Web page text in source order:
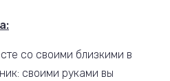
со своими близкими в
своими руками вы